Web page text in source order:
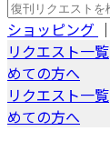
ショッピング ｜
リクエスト一覧
めての方へ
リクエスト一覧
めての方へ